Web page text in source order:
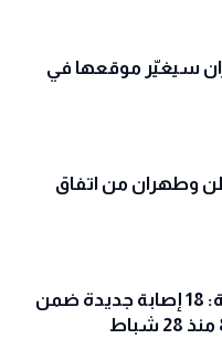
سيغيّر موقعها في
وطهران من اتفاق
الصحة" الإسرائيلية: 18 إصابة جديدة ضمن